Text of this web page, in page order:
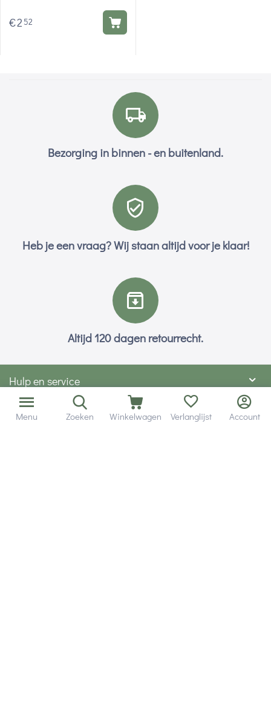
€2 52
Bezorging in binnen - en buitenland.
Heb je een vraag? Wij staan altijd voor je klaar!
Altijd 120 dagen retourrecht.
Hulp en service
Contact gegevens
Menu Zoeken Winkelwagen Verlanglijst Account